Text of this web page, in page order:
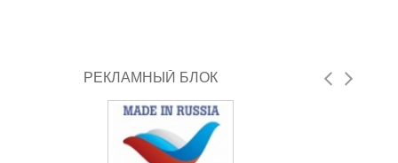
РЕКЛАМНЫЙ БЛОК